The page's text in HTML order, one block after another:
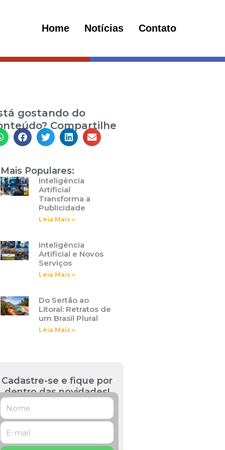
Home Notícias Contato
gostando do
Compartilhe
Mais Populares:
Inteligência
Artificial
Transforma a
Publicidade
Leia Mais »
Inteligência
Artificial e Novos
Serviços
Leia Mais »
Do Sertão ao
Litoral: Retratos de
um Brasil Plural
Leia Mais »
Cadastre-se e fique por
dentro das novidades!